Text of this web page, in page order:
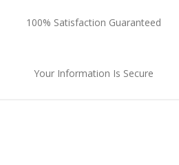
100% Satisfaction Guaranteed
Your Information Is Secure